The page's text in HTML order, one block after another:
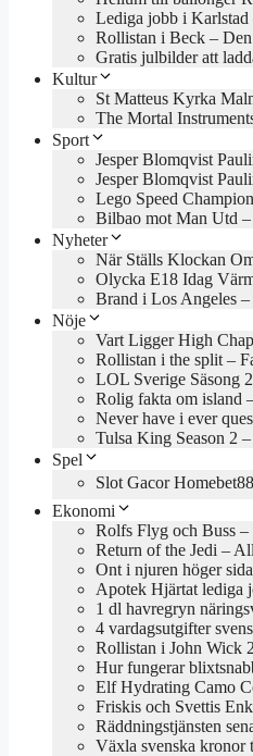
Lediga jobb i Karlstad
Rollistan i Beck –
Gratis julbilder att
Kultur
St Matteus Kyrka
The Mortal
Sport
Jesper Blomqvist
Jesper Blomqvist
Lego Speed
Bilbao mot Man Utd –
Nyheter
När Ställs Klockan
Olycka E18 Idag
Brand i Los Angeles
Nöje
Vart Ligger High
Rollistan i the split –
LOL Sverige Säsong
Rolig fakta om island
Never have i ever
Tulsa King Season 2
Spel
Slot Gacor
Ekonomi
Rolfs Flyg och Buss –
Return of the Jedi –
Ont i njuren höger
Apotek Hjärtat lediga
1 dl havregryn
4 vardagsutgifter
Rollistan i John Wick
Hur fungerar
Elf Hydrating Camo
Friskis och Svettis
Räddningstjänsten
Växla svenska kronor